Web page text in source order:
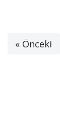
« Önceki